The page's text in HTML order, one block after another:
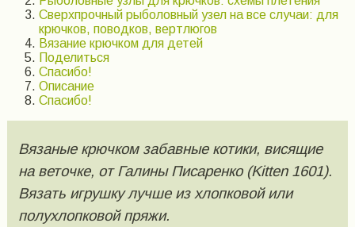
Сверхпрочный рыболовный узел на все случаи: для
крючков, поводков, вертлюгов
Вязание крючком для детей
Поделиться
Спасибо!
Описание
Спасибо!
Вязаные крючком забавные котики, висящие
на веточке, от Галины Писаренко (Kitten 1601).
Вязать игрушку лучше из хлопковой или
полухлопковой пряжи.